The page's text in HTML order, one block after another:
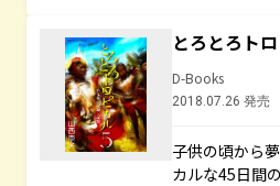
とろとろト
D-Books
2018.07.26 発売
子供の頃から
カルな45日間